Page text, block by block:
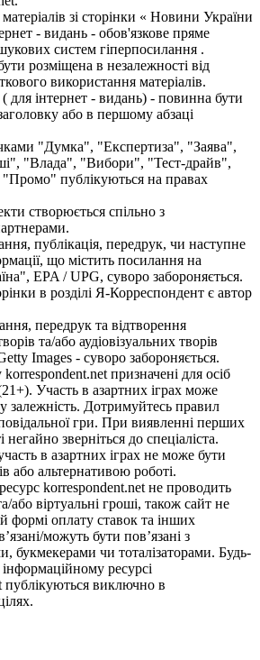
зі сторінки « Новини України
- видань - обов'язкове пряме
систем гіперпосилання .
розміщена в незалежності від
використання матеріалів.
для інтернет - видань) - повинна бути
або в першому абзаці
"Думка", "Експертиза", "Заява",
"Влада", "Вибори", "Тест-драйв",
публікуються на правах
створюється спільно з
публікація, передрук, чи наступне
що містить посилання на
EPA / UPG, суворо забороняється.
в розділі Я-Корреспондент є автор
передрук та відтворення
та/або аудіовізуальних творів
Images - суворо забороняється.
призначені для осіб
Участь в азартних іграх може
залежність. Дотримуйтесь правил
гри. При виявленні перших
негайно зверніться до спеціаліста.
в азартних іграх не може бути
або альтернативою роботі.
korrespondent.net не проводить
або віртуальні гроші, також сайт не
формі оплату ставок та інших
можуть бути пов’язані з
букмекерами чи тоталізаторами. Будь-
інформаційному ресурсі
публікуються виключно в